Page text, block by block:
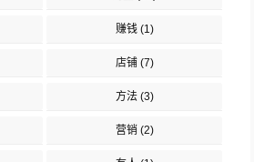
赚钱(1)
店铺(7)
方法(3)
营销 (2)